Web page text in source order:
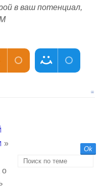
в ваш потенциал,
»
о